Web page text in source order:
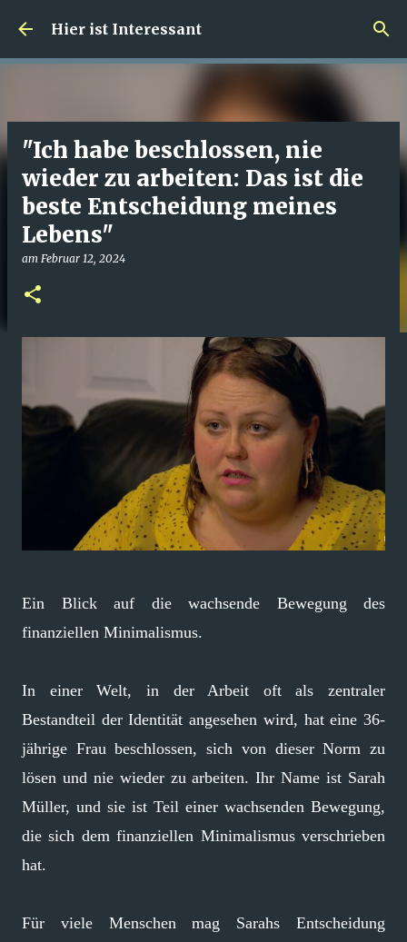
Direkt zum Hauptbereich
Hier ist Interessant
"Ich habe beschlossen, nie
wieder zu arbeiten: Das ist die
beste Entscheidung meines
Lebens"
am Februar 12, 2024
Ein Blick auf die wachsende Bewegung des
finanziellen Minimalismus.
In einer Welt, in der Arbeit oft als zentraler
Bestandteil der Identität angesehen wird, hat eine 36-
jährige Frau beschlossen, sich von dieser Norm zu
lösen und nie wieder zu arbeiten. Ihr Name ist Sarah
Müller, und sie ist Teil einer wachsenden Bewegung,
die sich dem finanziellen Minimalismus verschrieben
hat.
Für viele Menschen mag Sarahs Entscheidung